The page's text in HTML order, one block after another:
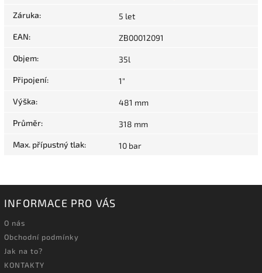
Záruka: 5 let
EAN: ZB00012091
Objem: 35l
Připojení: 1"
Výška: 481 mm
Průměr: 318 mm
Max. přípustný tlak: 10 bar
INFORMACE PRO VÁS
O nás
Obchodní podmínky
Jak na to?
KONTAKTY